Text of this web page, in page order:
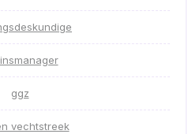
ggz
vechtstreek